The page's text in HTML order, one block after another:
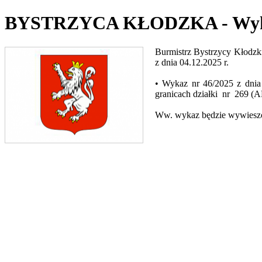
BYSTRZYCA KŁODZKA -
Burmistrz Bystrzycy
z dnia 04.12.2025 r.
• Wykaz nr 46/2025 z
granicach działki nr 269
Ww. wykaz będzie